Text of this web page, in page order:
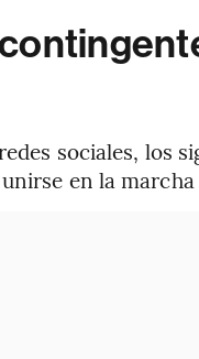
sociales, los
en la marcha